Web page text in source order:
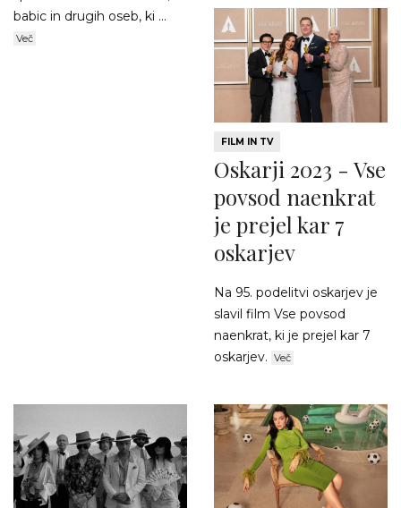
babic in drugih oseb, ki ...
Več
FILM IN TV
Oskarji 2023 - Vse
povsod naenkrat
je prejel kar 7
oskarjev
Na 95. podelitvi oskarjev je
slavil film Vse povsod
naenkrat, ki je prejel kar 7
oskarjev. Več